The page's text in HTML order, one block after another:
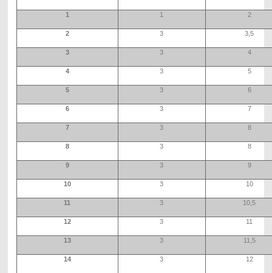
1 1 2
2 3 3,5
3 3 4
4 3 5
5 3 6
6 3 7
7 3 8
8 3 8
9 3 9
10 3 10
11 3 10,5
12 3 11
13 3 11,5
14 3 12